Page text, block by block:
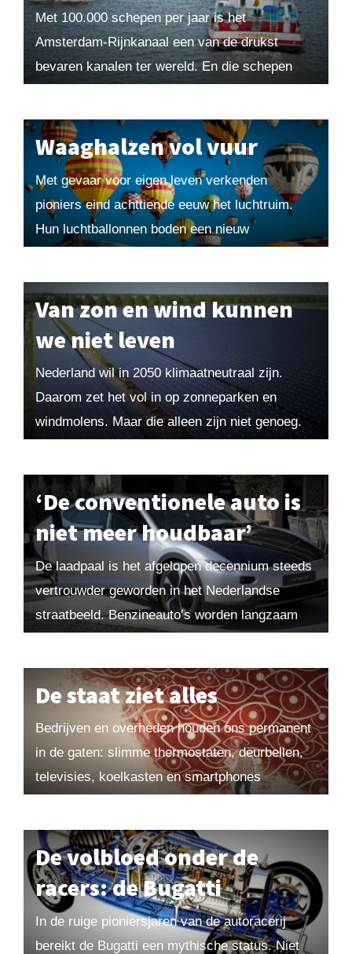
Met 100.000 schepen per jaar is het
Amsterdam-Rijnkanaal een van de drukst
bevaren kanalen ter wereld. En die schepen
Waaghalzen vol vuur
Met gevaar voor eigen leven verkenden
pioniers eind achttiende eeuw het luchtruim.
Hun luchtballonnen boden een nieuw
aflopen....
Van zon en wind kunnen
we niet leven
Nederland wil in 2050 klimaatneutraal zijn.
Daarom zet het vol in op zonneparken en
windmolens. Maar die alleen zijn niet genoeg.
‘De conventionele auto is
niet meer houdbaar’
De laadpaal is het afgelopen decennium steeds
vertrouwder geworden in het Nederlandse
straatbeeld. Benzineauto’s worden langzaam
beschrijft in 125 jaar...
De staat ziet alles
Bedrijven en overheden houden ons permanent
in de gaten: slimme thermostaten, deurbellen,
televisies, koelkasten en smartphones
De volbloed onder de
racers: de Bugatti
In de ruige pioniersjaren van de autoracerij
bereikt de Bugatti een mythische status. Niet